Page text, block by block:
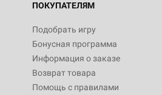
ПОКУПАТЕЛЯМ
Подобрать игру
Бонусная программа
Информация о заказе
Возврат товара
Помощь с правилами